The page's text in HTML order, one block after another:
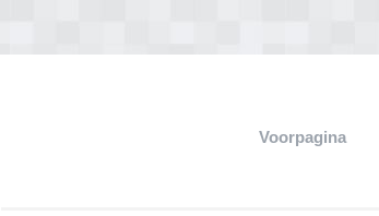
Voorpagina